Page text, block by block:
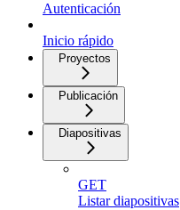
Autenticación
Inicio rápido
Proyectos
Publicación
Diapositivas
GET
Listar diapositivas